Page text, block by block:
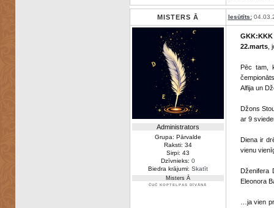
MISTERS Ā Iesūtīts:
Administrators
Grupa: Pārvalde
Raksti: 34
Sirpi: 43
Dzīvnieks: 0
Biedra krājumi: Skatīt
Misters Ā
ČUČ KOPTELPAS DĪVĀNĀ
GKK:KKK
22.marts,
Pēc tam,
Alfija un
Džons
ar 9
Diena ir
vienu
Dženifera
Eleonora
…ja vien